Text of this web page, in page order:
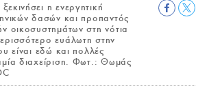
η ενεργητική
δασών και προπαντός
οικοσυστημάτων στη νότια
ευάλωτη στην
είναι εδώ και πολλές
διαχείριση. Φωτ.: Θωμάς